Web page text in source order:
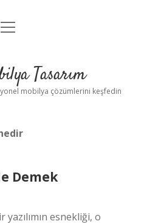
Uyarı
menüyü
Tasarım
mobilya çözümlerini keşfedin
Demek
esnekliği, o